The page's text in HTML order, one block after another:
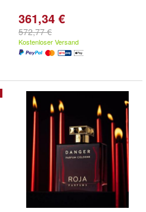
361,34 €
572,77 €
Kostenloser Versand